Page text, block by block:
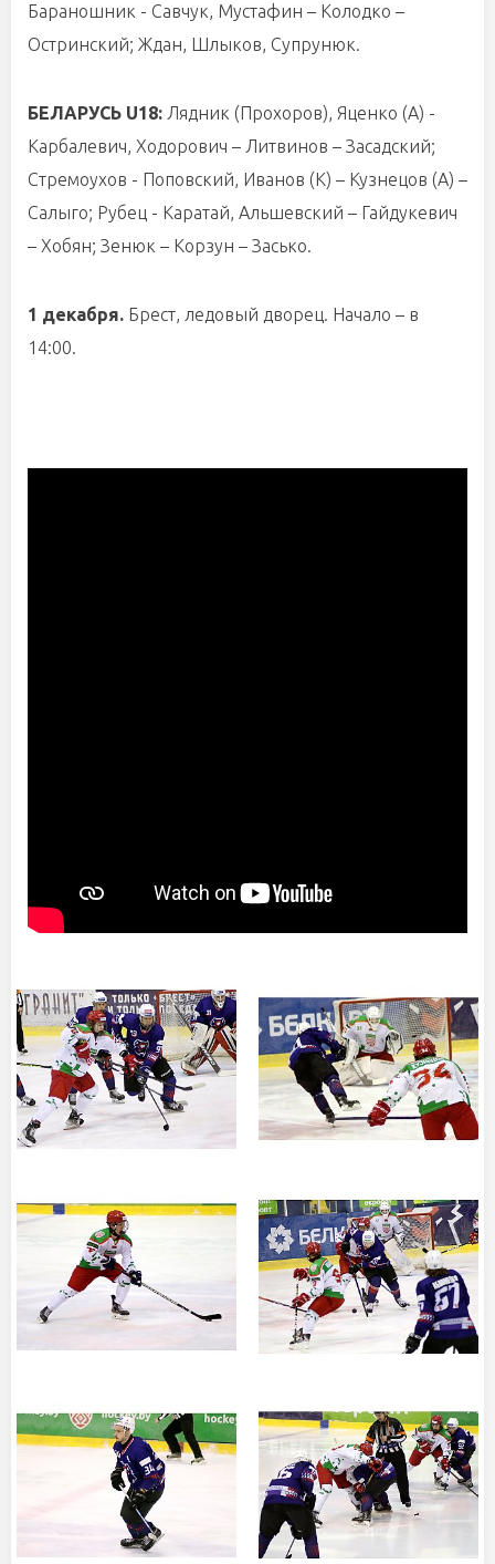
Бараношник - Савчук, Мустафин – Колодко –
Остринский; Ждан, Шлыков, Супрунюк.
БЕЛАРУСЬ U18: Лядник (Прохоров), Яценко (А) -
Карбалевич, Ходорович – Литвинов – Засадский;
Стремоухов - Поповский, Иванов (К) – Кузнецов (А) –
Салыго; Рубец - Каратай, Альшевский – Гайдукевич
– Хобян; Зенюк – Корзун – Засько.
1 декабря. Брест, ледовый дворец. Начало – в
14:00.